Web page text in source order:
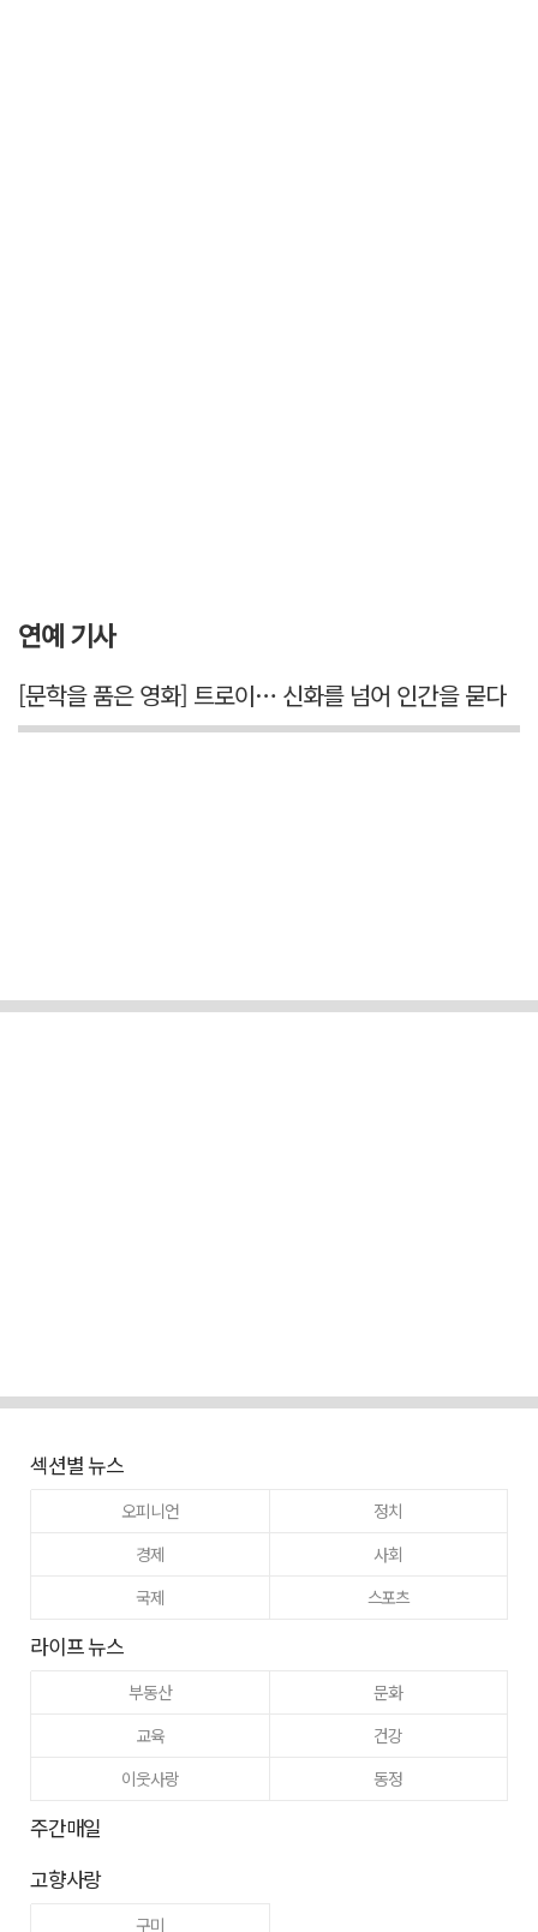
연예 기사
[문학을 품은 영화] 트로이… 신화를 넘어 인간을 묻다
섹션별 뉴스
오피니언
정치
경제
사회
국제
스포츠
라이프 뉴스
부동산
문화
교육
건강
이웃사랑
동정
주간매일
고향사랑
구미